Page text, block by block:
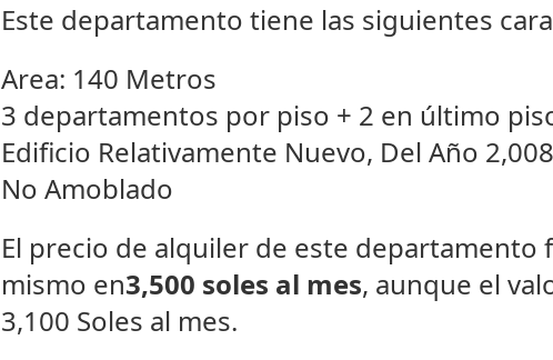
Este departamento tiene las siguientes
Area: 140 Metros
3 departamentos por piso + 2 en último
Edificio Relativamente Nuevo, Del Año 2,008
No Amoblado
El precio de alquiler de este
mismo en3,500 soles al mes, aunque el
3,100 Soles al mes.